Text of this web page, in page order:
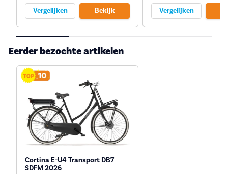
Vergelijken Bekijk Vergelijken
Eerder bezochte artikelen
Cortina E-U4 Transport DB7
SDFM 2026